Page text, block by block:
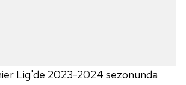
Lig'de 2023-2024 sezonunda